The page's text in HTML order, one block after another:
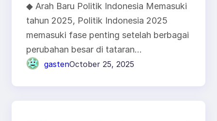
Demokrasi
◆ Arah Baru Politik Indonesia Memasuki
tahun 2025, Politik Indonesia 2025
memasuki fase penting setelah berbagai
perubahan besar di tataran…
gastenOctober 25, 2025